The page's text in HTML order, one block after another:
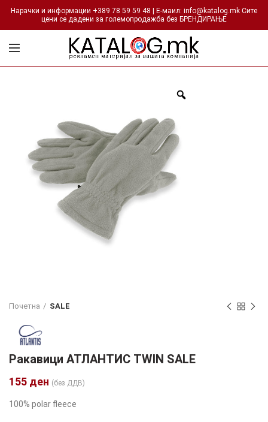
Нарачки и информации +389 78 59 59 48 | Е-маил: info@katalog.mk Сите
цени се дадени за големопродажба без БРЕНДИРАЊЕ
Почетна SALE
Ракавици АТЛАНТИС TWIN SALE
155 ден (без ДДВ)
100% polar fleece